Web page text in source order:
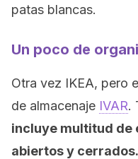
patas blancas.
Un poco de
Otra vez IKEA, pero
de almacenaje IVAR.
incluye multitud de
abiertos y cerrados.